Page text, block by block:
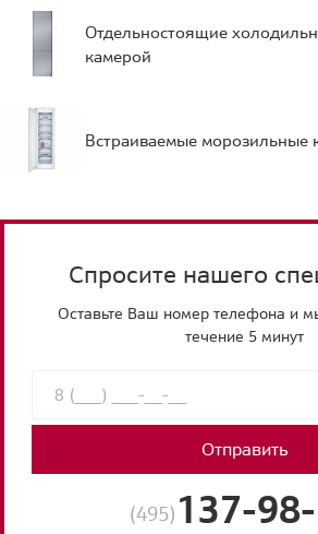
Отдельностоящие
камерой
Встраиваемые морозильные
Спросите нашего
Оставьте Ваш номер телефона и
течение 5 минут
Отправить
(495) 137-